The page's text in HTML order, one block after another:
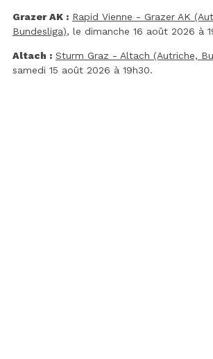
Grazer AK : Rapid Vienne - Grazer AK
Bundesliga), le dimanche 16 août 2026 à
Altach : Sturm Graz - Altach (Autriche,
samedi 15 août 2026 à 19h30.